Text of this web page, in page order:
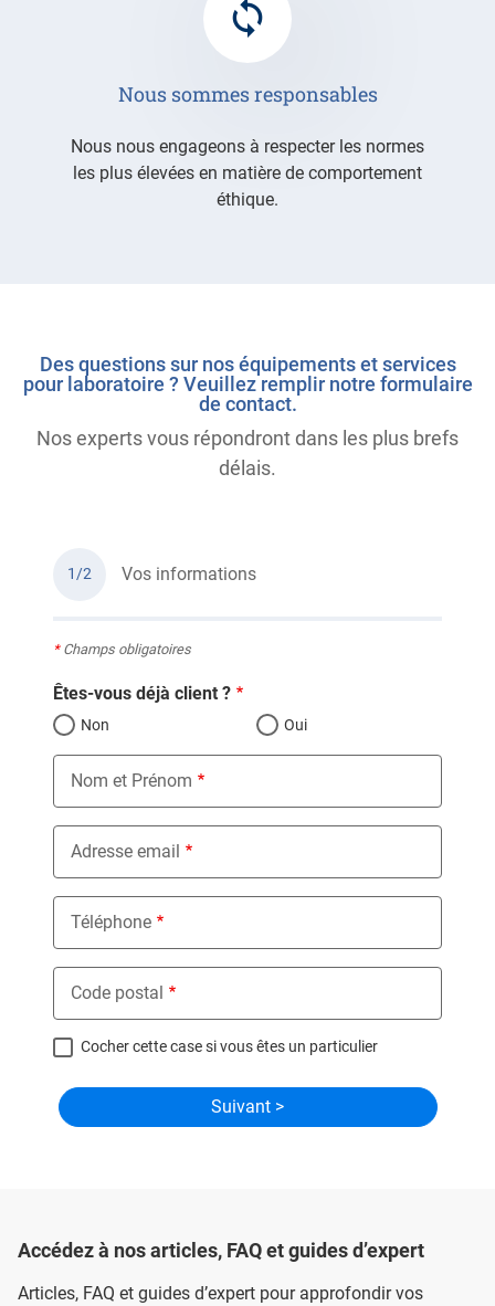
Nous sommes responsables
Nous nous engageons à respecter les normes
les plus élevées en matière de comportement
éthique.
Des questions sur nos équipements et services
pour laboratoire ? Veuillez remplir notre formulaire
de contact.
Nos experts vous répondront dans les plus brefs
délais.
1/2 Vos informations
*Champs obligatoires
Êtes-vous déjà client ?
Non Oui
Nom et Prénom
Adresse email
Téléphone
Code postal
Cocher cette case si vous êtes un particulier
Accédez à nos articles, FAQ et guides d’expert
Articles, FAQ et guides d’expert pour approfondir vos